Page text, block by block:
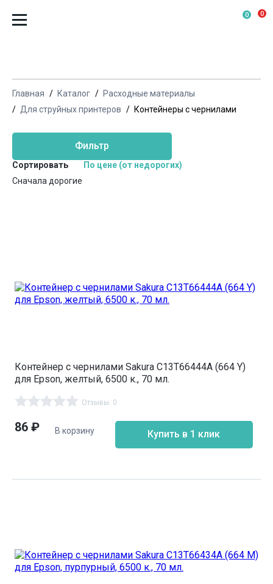
0 0
Главная Каталог
Расходные материалы
Для струйных принтеров
Контейнеры с чернилами
Фильтр
Сортировать
По цене (от недорогих)
Сначала дорогие
Контейнер с чернилами Sakura C13T66444A (664 Y)
для Epson, желтый, 6500 к., 70 мл.
Отзывы: 0
86 ₽ В корзину Купить в 1 клик